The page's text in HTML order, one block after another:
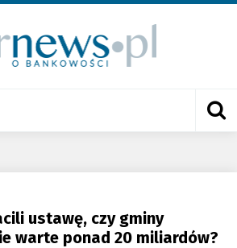
ustawę, czy gminy
warte ponad 20 miliardów?